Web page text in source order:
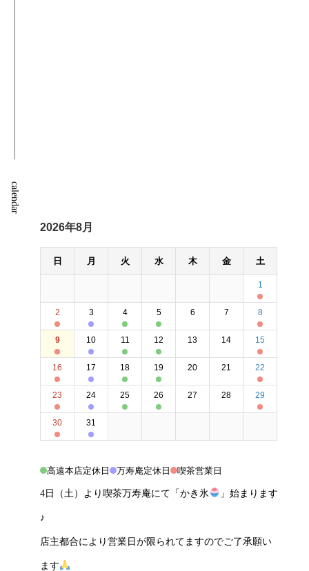
calendar
2026年8月
日 月 火 水 木 金 土
1
2 3 4 5 6 7 8
9 10 11 12 13 14 15
16 17 18 19 20 21 22
23 24 25 26 27 28 29
30 31
高遠本店定休日 万寿庵定休日 喫茶営業日
4日（土）より喫茶万寿庵にて「かき氷 」始まります
♪
店主都合により営業日が限られてますのでご了承願い
ます